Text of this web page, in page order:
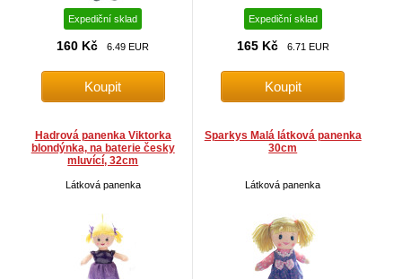
Expediční sklad
160 Kč 6.49 EUR
Expediční sklad
165 Kč 6.71 EUR
Hadrová panenka Viktorka
blondýnka, na baterie česky
mluvící, 32cm
Látková panenka
Sparkys Malá látková panenka
30cm
Látková panenka